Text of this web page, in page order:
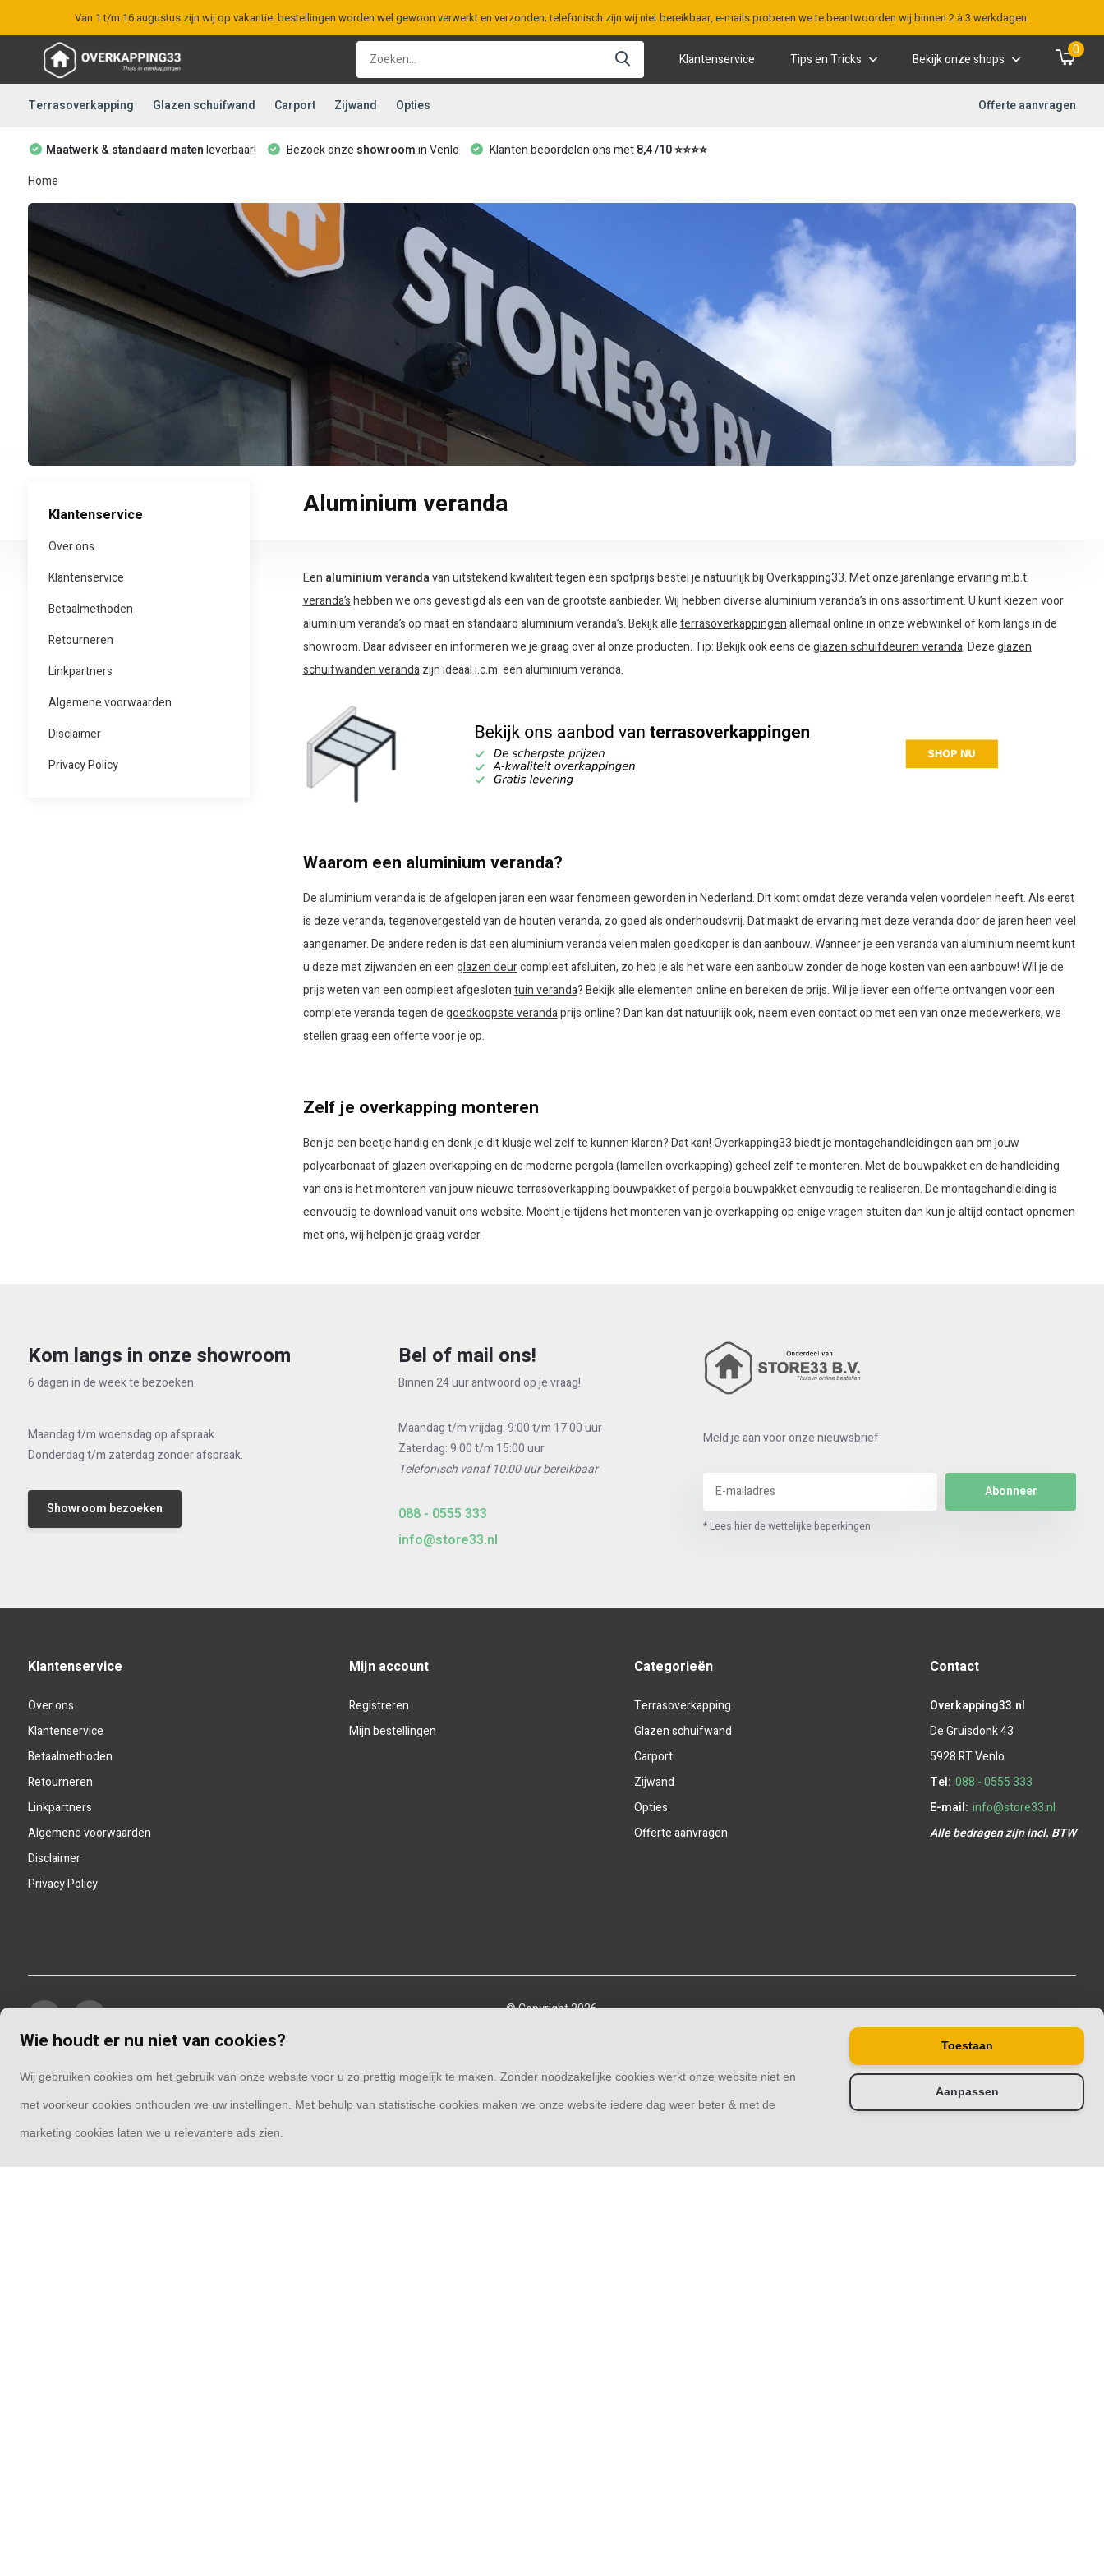
Van 1 t/m 16 augustus zijn wij op vakantie: bestellingen worden wel gewoon verwerkt en verzonden; telefonisch zijn wij niet bereikbaar, e-mails proberen we te beantwoorden wij binnen 2 à 3 werkdagen.
Klantenservice Tips en Tricks Bekijk onze shops
0
Terrasoverkapping Glazen schuifwand Carport Zijwand Opties Offerte aanvragen
Maatwerk & standaard matenleverbaar! Bezoek onze showroomin Venlo Klanten beoordelen ons met8,4 /10 ⭐⭐⭐⭐
Home
Klantenservice
Over ons
Klantenservice
Betaalmethoden
Retourneren
Linkpartners
Algemene voorwaarden
Disclaimer
Privacy Policy
Aluminium veranda
Een aluminium verandavan uitstekend kwaliteit tegen een spotprijs bestel je natuurlijk bij Overkapping33. Met onze jarenlange ervaring m.b.t.
veranda’shebben we ons gevestigd als een van de grootste aanbieder. Wij hebben diverse aluminium veranda’s in ons assortiment. U kunt kiezen voor
aluminium veranda’s op maat en standaard aluminium veranda’s. Bekijk alleterrasoverkappingenallemaal online in onze webwinkel of kom langs in de
showroom. Daar adviseer en informeren we je graag over al onze producten. Tip: Bekijk ook eens deglazen schuifdeuren veranda. Dezeglazen
schuifwanden verandazijn ideaal i.c.m. een aluminium veranda.
Waarom een aluminium veranda?
De aluminium veranda is de afgelopen jaren een waar fenomeen geworden in Nederland. Dit komt omdat deze veranda velen voordelen heeft. Als eerst
is deze veranda, tegenovergesteld van de houten veranda, zo goed als onderhoudsvrij. Dat maakt de ervaring met deze veranda door de jaren heen veel
aangenamer. De andere reden is dat een aluminium veranda velen malen goedkoper is dan aanbouw. Wanneer je een veranda van aluminium neemt kunt
u deze met zijwanden en eenglazen deurcompleet afsluiten, zo heb je als het ware een aanbouw zonder de hoge kosten van een aanbouw! Wil je de
prijs weten van een compleet afgeslotentuin veranda? Bekijk alle elementen online en bereken de prijs. Wil je liever een offerte ontvangen voor een
complete veranda tegen degoedkoopste verandaprijs online? Dan kan dat natuurlijk ook, neem even contact op met een van onze medewerkers, we
stellen graag een offerte voor je op.
Zelf je overkapping monteren
Ben je een beetje handig en denk je dit klusje wel zelf te kunnen klaren? Dat kan! Overkapping33 biedt je montagehandleidingen aan om jouw
polycarbonaat ofglazen overkappingen demoderne pergola(lamellen overkapping) geheel zelf te monteren. Met de bouwpakket en de handleiding
van ons is het monteren van jouw nieuweterrasoverkapping bouwpakketofpergola bouwpakketeenvoudig te realiseren. De montagehandleiding is
eenvoudig te download vanuit ons website. Mocht je tijdens het monteren van je overkapping op enige vragen stuiten dan kun je altijd contact opnemen
met ons, wij helpen je graag verder.
Kom langs in onze showroom
6 dagen in de week te bezoeken.
Maandag t/m woensdag op afspraak.
Donderdag t/m zaterdag zonder afspraak.
Showroom bezoeken
Bel of mail ons!
Binnen 24 uur antwoord op je vraag!
Maandag t/m vrijdag: 9:00 t/m 17:00 uur
Zaterdag: 9:00 t/m 15:00 uur
Telefonisch vanaf 10:00 uur bereikbaar
088 - 0555 333
info@store33.nl
Meld je aan voor onze nieuwsbrief
Abonneer
* Lees hier de wettelijke beperkingen
Klantenservice
Over ons
Klantenservice
Betaalmethoden
Retourneren
Linkpartners
Algemene voorwaarden
Disclaimer
Privacy Policy
Mijn account
Registreren
Mijn bestellingen
Categorieën
Terrasoverkapping
Glazen schuifwand
Carport
Zijwand
Opties
Offerte aanvragen
Contact
Overkapping33.nl
De Gruisdonk 43
5928 RT Venlo
Tel: 088 - 0555 333
E-mail: info@store33.nl
Alle bedragen zijn incl. BTW
© Copyright 2026
Wie houdt er nu niet van cookies?
Wij gebruiken cookies om het gebruik van onze website voor u zo prettig mogelijk te maken. Zonder noodzakelijke cookies werkt onze website niet en
met voorkeur cookies onthouden we uw instellingen. Met behulp van statistische cookies maken we onze website iedere dag weer beter & met de
marketing cookies laten we u relevantere ads zien.
Toestaan
Aanpassen